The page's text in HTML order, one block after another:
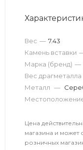
Вес драгметалла
Марка (бренд) —
Вес — 7.43
Камень вставки
Металл —
Цена
магазина и может
розничных